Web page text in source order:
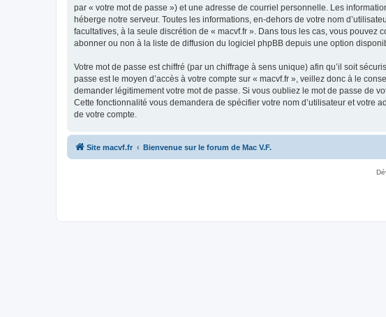
par « votre mot de passe ») et une adresse de courriel personnelle. Les
héberge notre serveur. Toutes les informations, en-dehors de votre nom
facultatives, à la seule discrétion de « macvf.fr ». Dans tous les cas, vous
abonner ou non à la liste de diffusion du logiciel phpBB depuis une option
Votre mot de passe est chiffré (par un chiffrage à sens unique) afin qu’il soit
passe est le moyen d’accès à votre compte sur « macvf.fr », veillez donc à le
demander légitimement votre mot de passe. Si vous oubliez le mot de passe de
Cette fonctionnalité vous demandera de spécifier votre nom d’utilisateur et
de votre compte.
Site macvf.fr Bienvenue sur le forum de Mac V.F.